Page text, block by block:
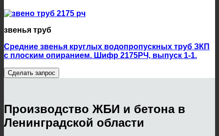
звенья труб
Средние звенья круглых водопропускных труб ЗКП
с плоским опиранием. Шифр 2175РЧ, выпуск 1-1.
Сделать запрос
Производство ЖБИ и бетона в
Ленинградской области